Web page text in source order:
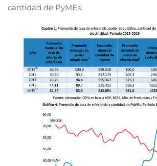
cantidad de PyMEs.